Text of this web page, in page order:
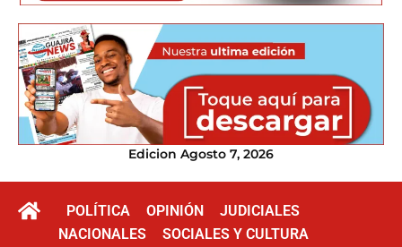
Edicion Agosto 7, 2026
POLÍTICA OPINIÓN
JUDICIALES
NACIONALES
SOCIALES Y CULTURA